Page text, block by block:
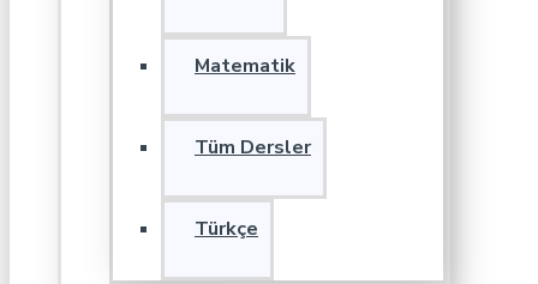
Matematik
Tüm Dersler
Türkçe